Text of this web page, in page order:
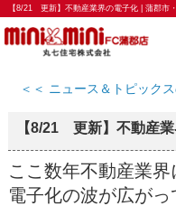
＜＜ ニュース＆トピック
【8/21 更新】不動産
ここ数年不動産業界
電子化の波が広が